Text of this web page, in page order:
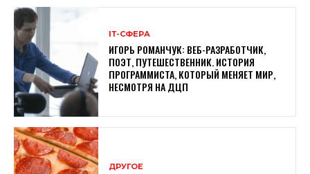
ІТ-СФЕРА
ИГОРЬ РОМАНЧУК: ВЕБ-РАЗРАБОТЧИК,
ПОЭТ, ПУТЕШЕСТВЕННИК. ИСТОРИЯ
ПРОГРАММИСТА, КОТОРЫЙ МЕНЯЕТ МИР,
НЕСМОТРЯ НА ДЦП
ДРУГОЕ